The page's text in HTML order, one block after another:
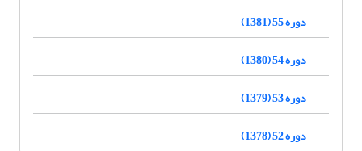
دوره 55 (1381)
دوره 54 (1380)
دوره 53 (1379)
دوره 52 (1378)